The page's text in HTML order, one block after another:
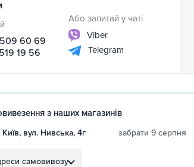
60 69
19 56
Або запитай у чаті
Viber
Telegram
з наших магазинів
Київ, вул. Нивська, 4г
забрати 9 серпня
8а
самовивозу